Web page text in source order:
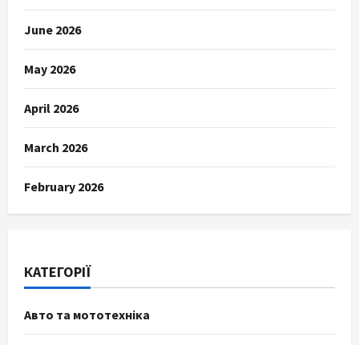
June 2026
May 2026
April 2026
March 2026
February 2026
КАТЕГОРІЇ
Авто та мототехніка